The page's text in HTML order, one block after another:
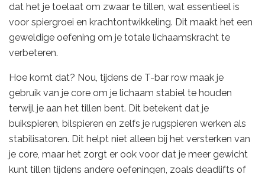
dat het je toelaat om zwaar te tillen, wat essentieel is
voor spiergroei en krachtontwikkeling. Dit maakt het een
geweldige oefening om je totale lichaamskracht te
verbeteren.
Hoe komt dat? Nou, tijdens de T-bar row maak je
gebruik van je core om je lichaam stabiel te houden
terwijl je aan het tillen bent. Dit betekent dat je
buikspieren, bilspieren en zelfs je rugspieren werken als
stabilisatoren. Dit helpt niet alleen bij het versterken van
je core, maar het zorgt er ook voor dat je meer gewicht
kunt tillen tijdens andere oefeningen, zoals deadlifts of